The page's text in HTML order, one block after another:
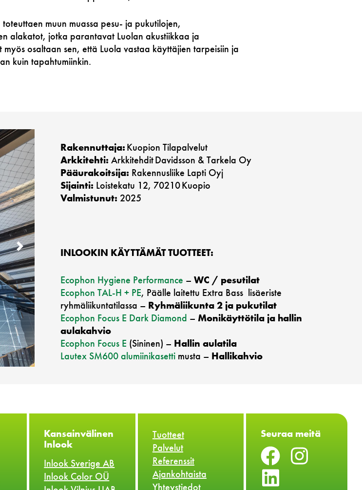
muun muassa pesu- ja pukutilojen,
alakatot, jotka parantavat Luolan akustiikkaa ja
osaltaan sen, että Luola vastaa käyttäjien tarpeisiin ja
kuin tapahtumiinkin.
NEXT
Rakennuttaja:Kuopion Tilapalvelut
Arkkitehti: Arkkitehdit Davidsson & Tarkela Oy
Pääurakoitsija: Rakennusliike Lapti Oyj
Sijainti: Loistekatu 12, 70210 Kuopio
Valmistunut: 2025
INLOOKIN KÄYTTÄMÄT TUOTTEET:
Ecophon Hygiene Performance – WC / pesutilat
Ecophon TAL-H + PE, Päälle laitettu Extra Bass lisäeriste
ryhmäliikuntatilassa – Ryhmäliikunta 2 ja pukutilat
Ecophon Focus E Dark Diamond – Monikäyttötila ja hallin
aulakahvio
Ecophon Focus E (Sininen) – Hallin aulatila
Lautex SM600 alumiinikasettimusta – Hallikahvio
Kansainvälinen
Inlook
Inlook Sverige AB
Inlook Color OÜ
Tuotteet
Palvelut
Referenssit
Ajankohtaista
Yhteystiedot
Seuraa meitä